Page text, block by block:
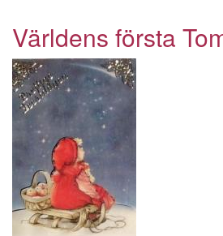
torg.
Världens första